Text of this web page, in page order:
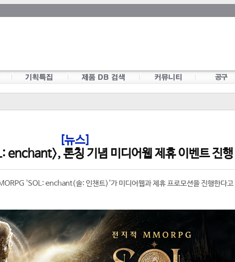
[뉴스]
enchant>, 론칭 기념 미디어웹 제휴 이벤트 진행
'SOL: enchant(솔: 인챈트)'가 미디어웹과 제휴 프로모션을 진행한다고